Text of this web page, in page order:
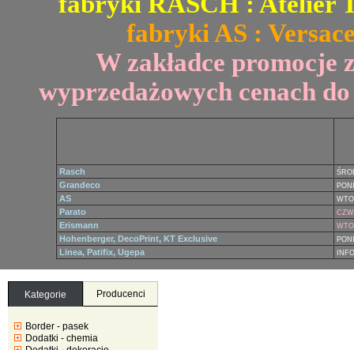
fabryki AS :
W zakładce promocje
wyprzedażowych cenach
Rasch
Grandeco
AS
Parato
Erismann
Hohenberger, DecoPrint, KT Exclusive
Linea, Patifix, Ugepa
Kategorie Producenci
Border - pasek
Dodatki - chemia